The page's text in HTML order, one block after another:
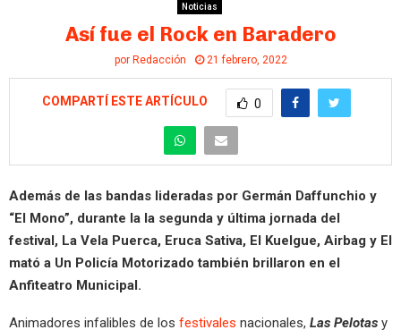
Noticias
Así fue el Rock en Baradero
por Redacción 21 febrero, 2022
COMPARTÍ ESTE ARTÍCULO 0
Además de las bandas lideradas por Germán Daffunchio y
“El Mono”, durante la la segunda y última jornada del
festival, La Vela Puerca, Eruca Sativa, El Kuelgue, Airbag y El
mató a Un Policía Motorizado también brillaron en el
Anfiteatro Municipal.
Animadores infalibles de los festivales nacionales, Las Pelotas y